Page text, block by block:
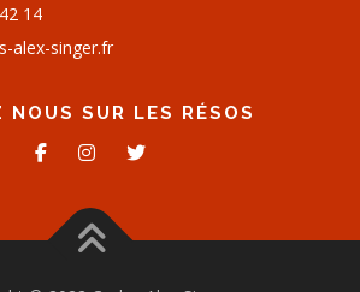
14
alex-singer.fr
NOUS SUR LES RÉSOS